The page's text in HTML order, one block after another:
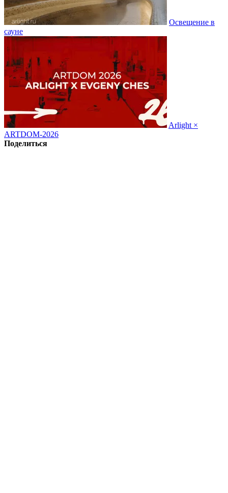
Освещение в
сауне
Arlight ×
ARTDOM-2026
Поделиться